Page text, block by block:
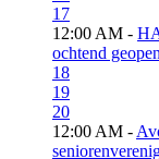
17
12:00 AM -
ochtend
18
19
20
12:00 AM -